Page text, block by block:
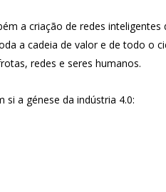
a criação de redes
a cadeia de valor e de todo o
redes e seres humanos.
si a génese da indústria 4.0: